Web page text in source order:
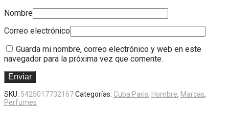
Nombre
Correo electrónico
Guarda mi nombre, correo electrónico y web en este
navegador para la próxima vez que comente.
SKU: 5425017732167Categorías: Cuba Paris, Hombre, Marcas,
Perfumes